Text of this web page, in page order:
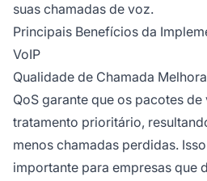
suas chamadas de voz.
Principais Benefícios da
VoIP
Qualidade de Chamada
QoS garante que os pacotes
tratamento prioritário,
menos chamadas perdidas.
importante para empresas que